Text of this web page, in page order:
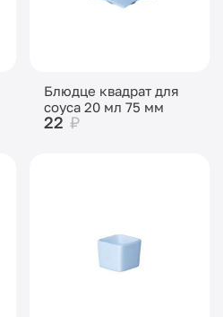
Блюдце квадрат для
соуса 20 мл 75 мм
22 ₽